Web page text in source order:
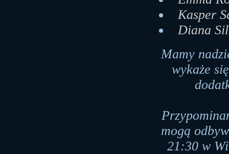
Kasper
Diana
Mamy
wykaże
mogą
21:30 w